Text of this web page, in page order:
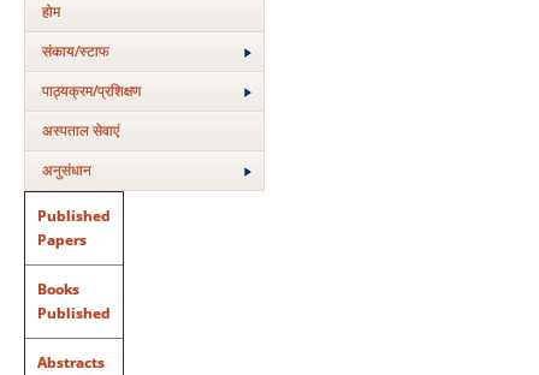
होम
संकाय/स्‍टाफ
पाठ्यक्रम/प्रशिक्षण
अस्‍पताल सेवाएं
अनुसंधान
Published
Papers
Books
Published
Abstracts